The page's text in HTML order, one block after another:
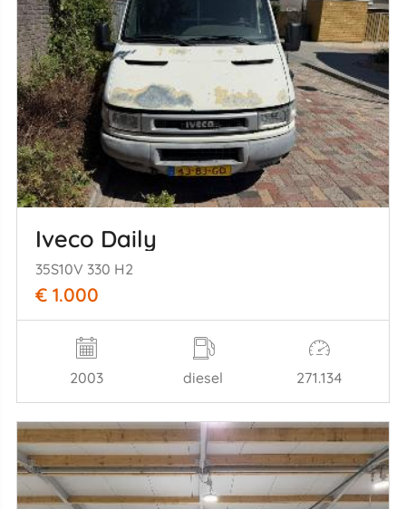
Iveco Daily
35S10V 330 H2
€ 1.000
2003 diesel 271.134